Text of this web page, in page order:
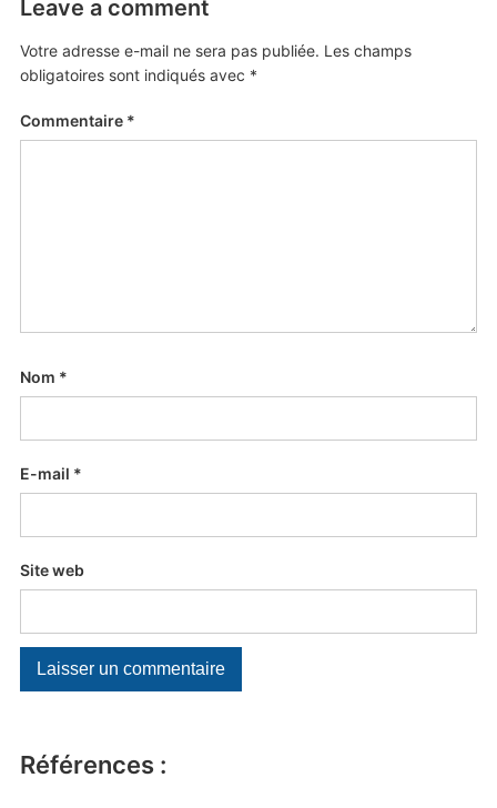
Références :
Leave a comment
Votre adresse e-mail ne sera pas publiée. Les champs
obligatoires sont indiqués avec *
Commentaire *
Nom *
E-mail *
Site web